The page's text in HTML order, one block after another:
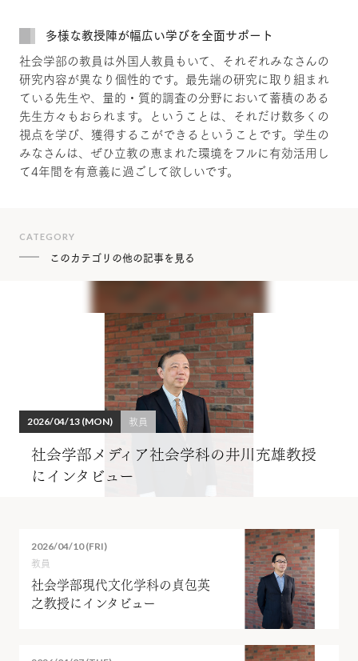
多様な教授陣が幅広い学びを全面サポート
社会学部の教員は外国人教員もいて、それぞれみなさんの
研究内容が異なり個性的です。最先端の研究に取り組まれ
ている先生や、量的・質的調査の分野において蓄積のある
先生方々もおられます。ということは、それだけ数多くの
視点を学び、獲得するこができるということです。学生の
みなさんは、ぜひ立教の恵まれた環境をフルに有効活用し
て4年間を有意義に過ごして欲しいです。
CATEGORY
このカテゴリの他の記事を見る
2026/04/13 (MON) 教員
社会学部メディア社会学科の井川充雄教授
にインタビュー
2026/04/10 (FRI)
教員
社会学部現代文化学科の貞包英
之教授にインタビュー